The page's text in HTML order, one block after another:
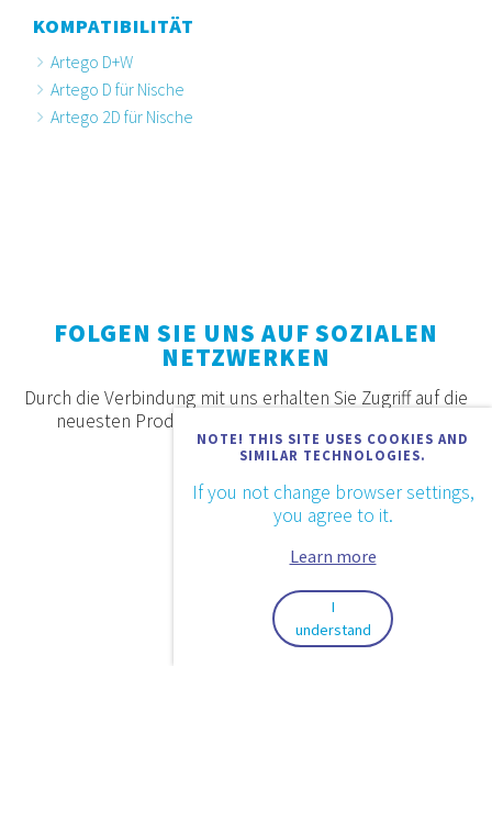
KOMPATIBILITÄT
Artego D+W
Artego D für Nische
Artego 2D für Nische
NOTE! THIS SITE USES COOKIES AND
SIMILAR TECHNOLOGIES.
If you not change browser settings,
you agree to it.
Learn more
I
understand
FOLGEN SIE UNS AUF SOZIALEN
NETZWERKEN
Durch die Verbindung mit uns erhalten Sie Zugriff auf die
neuesten Produkte, Angebote und Neuigkeiten.